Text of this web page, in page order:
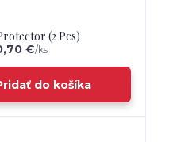
(2 Pcs)
€/ks
do košíka